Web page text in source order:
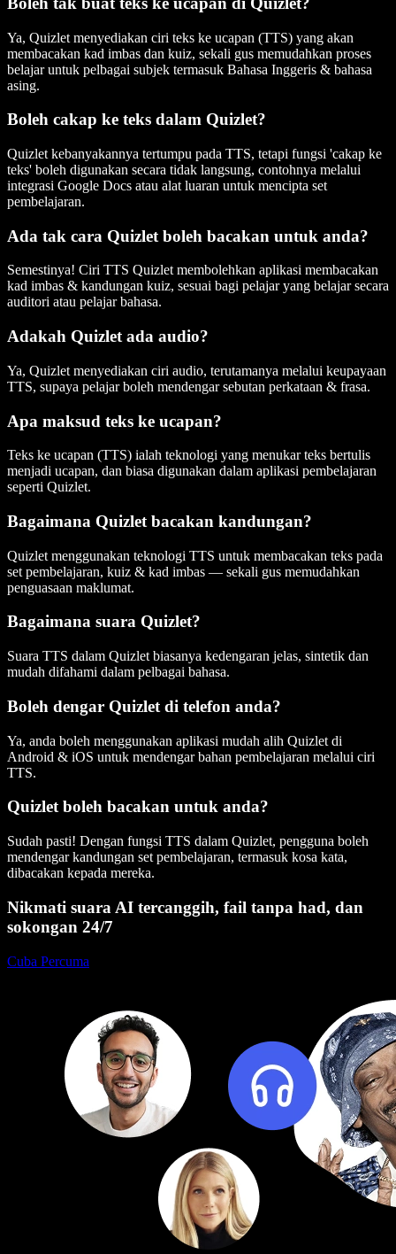
Ya, Quizlet menyediakan ciri teks ke ucapan (TTS) yang akan
membacakan kad imbas dan kuiz, sekali gus memudahkan proses
belajar untuk pelbagai subjek termasuk Bahasa Inggeris & bahasa
asing.
Boleh cakap ke teks dalam Quizlet?
Quizlet kebanyakannya tertumpu pada TTS, tetapi fungsi 'cakap ke
teks' boleh digunakan secara tidak langsung, contohnya melalui
integrasi Google Docs atau alat luaran untuk mencipta set
pembelajaran.
Ada tak cara Quizlet boleh bacakan untuk anda?
Semestinya! Ciri TTS Quizlet membolehkan aplikasi membacakan
kad imbas & kandungan kuiz, sesuai bagi pelajar yang belajar secara
auditori atau pelajar bahasa.
Adakah Quizlet ada audio?
Ya, Quizlet menyediakan ciri audio, terutamanya melalui keupayaan
TTS, supaya pelajar boleh mendengar sebutan perkataan & frasa.
Apa maksud teks ke ucapan?
Teks ke ucapan (TTS) ialah teknologi yang menukar teks bertulis
menjadi ucapan, dan biasa digunakan dalam aplikasi pembelajaran
seperti Quizlet.
Bagaimana Quizlet bacakan kandungan?
Quizlet menggunakan teknologi TTS untuk membacakan teks pada
set pembelajaran, kuiz & kad imbas — sekali gus memudahkan
penguasaan maklumat.
Bagaimana suara Quizlet?
Suara TTS dalam Quizlet biasanya kedengaran jelas, sintetik dan
mudah difahami dalam pelbagai bahasa.
Boleh dengar Quizlet di telefon anda?
Ya, anda boleh menggunakan aplikasi mudah alih Quizlet di
Android & iOS untuk mendengar bahan pembelajaran melalui ciri
TTS.
Quizlet boleh bacakan untuk anda?
Sudah pasti! Dengan fungsi TTS dalam Quizlet, pengguna boleh
mendengar kandungan set pembelajaran, termasuk kosa kata,
dibacakan kepada mereka.
Nikmati suara AI tercanggih, fail tanpa had, dan
sokongan 24/7
Cuba Percuma